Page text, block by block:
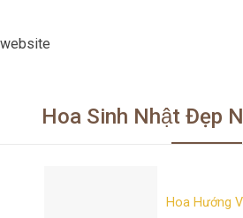
Hoa Sinh Nhật Đẹp
Hoa Hướng